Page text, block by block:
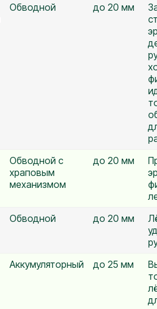
Обводной до 20 мм
Обводной с
храповым
механизмом
до 20 мм
Обводной до 20 мм
Аккумуляторный до 25 мм